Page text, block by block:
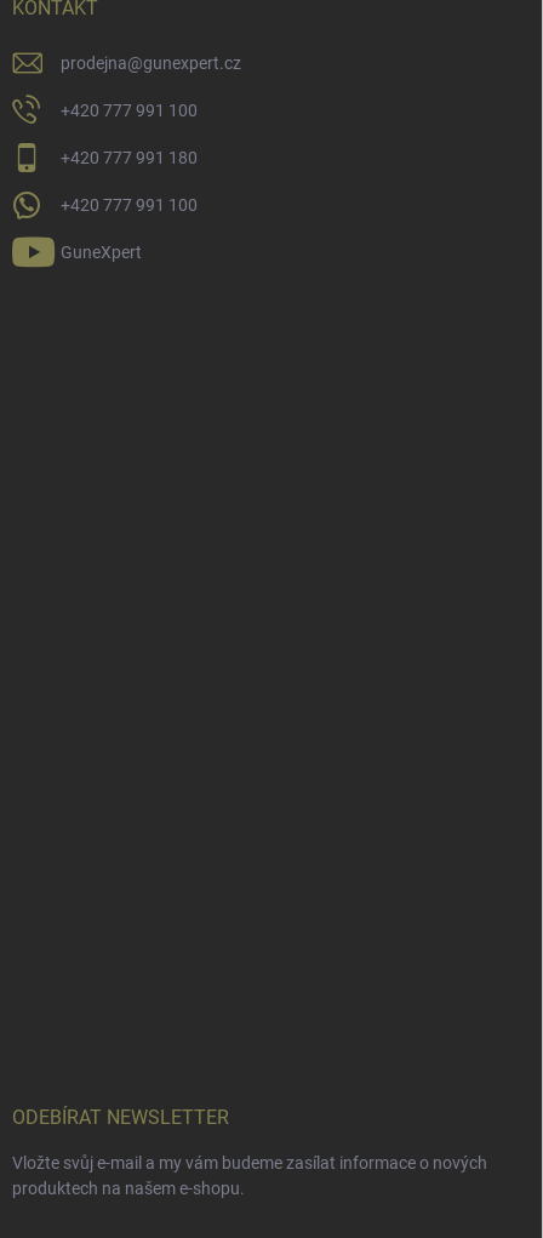
KONTAKT
prodejna@gunexpert.cz
+420 777 991 100
+420 777 991 180
+420 777 991 100
GuneXpert
ODEBÍRAT NEWSLETTER
Vložte svůj e-mail a my vám budeme zasílat informace o nových
produktech na našem e-shopu.